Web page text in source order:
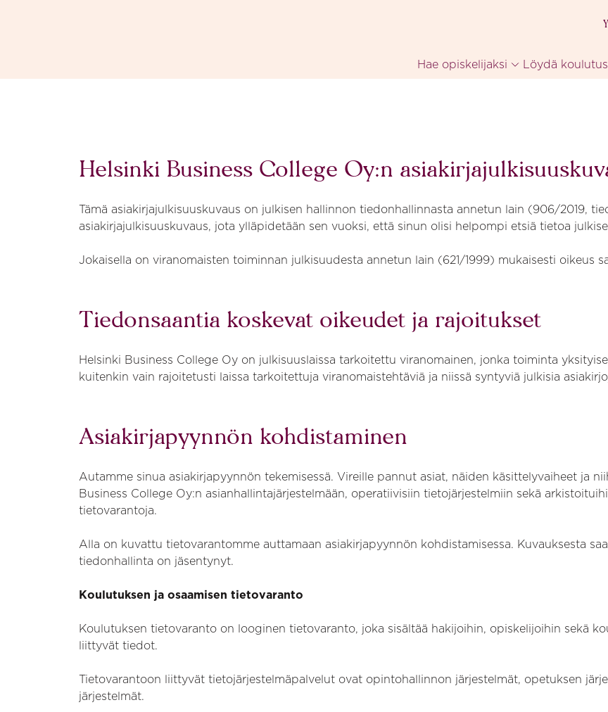
Hae opiskelijaksi Löydä koulutus
Helsinki Business College Oy:n
Tämä asiakirjajulkisuuskuvaus on julkisen hallinnon tiedonhallinnasta annetun lain (906/2019,
asiakirjajulkisuuskuvaus, jota ylläpidetään sen vuoksi, että sinun olisi helpompi etsiä tietoa
Jokaisella on viranomaisten toiminnan julkisuudesta annetun lain (621/1999) mukaisesti oikeus
Tiedonsaantia koskevat oikeudet ja rajoitukset
Helsinki Business College Oy on julkisuuslaissa tarkoitettu viranomainen, jonka toiminta
kuitenkin vain rajoitetusti laissa tarkoitettuja viranomaistehtäviä ja niissä syntyviä julkisia
Asiakirjapyynnön kohdistaminen
Autamme sinua asiakirjapyynnön tekemisessä. Vireille pannut asiat, näiden käsittelyvaiheet ja
Business College Oy:n asianhallintajärjestelmään, operatiivisiin tietojärjestelmiin sekä
tietovarantoja.
Alla on kuvattu tietovarantomme auttamaan asiakirjapyynnön kohdistamisessa. Kuvauksesta
tiedonhallinta on jäsentynyt.
Koulutuksen ja osaamisen tietovaranto
Koulutuksen tietovaranto on looginen tietovaranto, joka sisältää hakijoihin, opiskelijoihin sekä
liittyvät tiedot.
Tietovarantoon liittyvät tietojärjestelmäpalvelut ovat opintohallinnon järjestelmät, opetuksen
järjestelmät.